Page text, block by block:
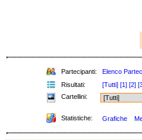
Partecipanti: Elenco
Risultati:
[Tutti] [1] [2]
Cartellini:
Statistiche: Grafiche